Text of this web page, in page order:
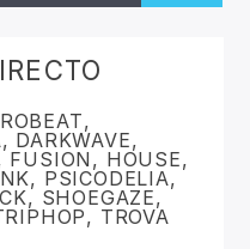
,
, DARKWAVE,
FUSION , HOUSE,
, PSICODELIA,
, SHOEGAZE,
, TROVA